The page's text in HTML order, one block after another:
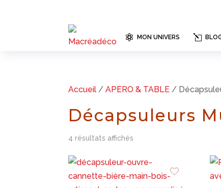
 MON UNIVERS l
Accueil /APERO & TABLE /
Décapsuleurs
4 résultats affichés
prix